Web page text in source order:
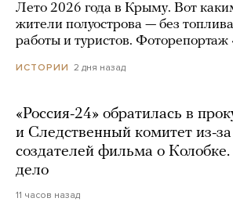
Лето 2026 года в Крыму. Вот
жители полуострова — без
работы и туристов. Фоторепортаж
ИСТОРИИ 2 дня назад
«Россия-24» обратилась в
и Следственный комитет из-
создателей фильма о
дело
11 часов назад